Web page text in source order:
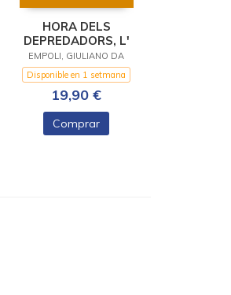
HORA DELS
DEPREDADORS, L'
EMPOLI, GIULIANO DA
Disponible en 1 setmana
19,90 €
Comprar